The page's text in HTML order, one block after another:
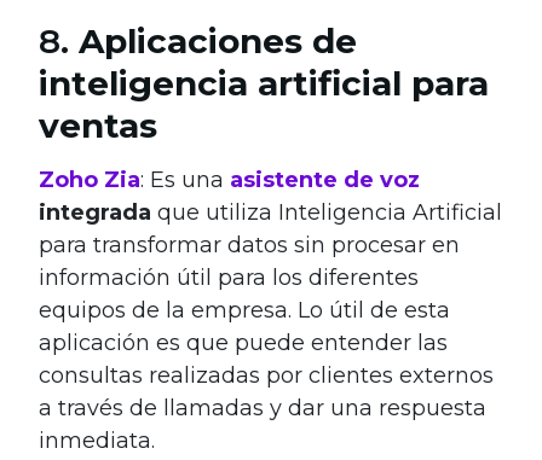
8. Aplicaciones de
inteligencia artificial para
ventas
Zoho Zia: Es una asistente de voz
integrada que utiliza Inteligencia Artificial
para transformar datos sin procesar en
información útil para los diferentes
equipos de la empresa. Lo útil de esta
aplicación es que puede entender las
consultas realizadas por clientes externos
a través de llamadas y dar una respuesta
inmediata.